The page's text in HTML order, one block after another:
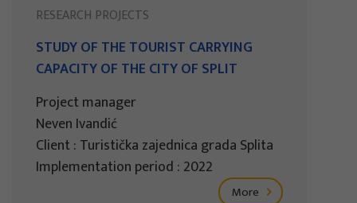
RESEARCH PROJECTS
STUDY OF THE TOURIST CARRYING
CAPACITY OF THE CITY OF SPLIT
Project manager
Neven Ivandić
Client : Turistička zajednica grada Splita
Implementation period : 2022
More